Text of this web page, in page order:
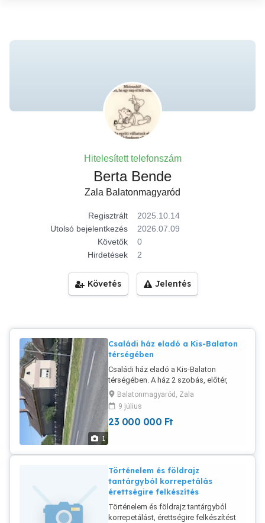
Hitelesített telefonszám
Berta Bende
Zala Balatonmagyaród
Regisztrált
2025.10.14
Utolsó bejelentkezés
2026.07.09
Követők
0
Hirdetések
2
Követés Jelentés
1
Családi ház eladó a Kis-Balaton
térségében
Családi ház eladó a Kis-Balaton
térségében. A ház 2 szobás, előtér,
fürdőszoba, konyha. Fűtése fás
kandallóval megoldott. Az ingatlan
bekerített, nagy telken áll, a házhoz
ólak, istálló, góré tartozik.
Balatonmagyaród, Zala
9 július
23 000 000 Ft
Történelem és földrajz
tantárgyból korrepetálás
érettségire felkészítés
Történelem és földrajz tantárgyból
korrepetálást, érettségire felkészítést